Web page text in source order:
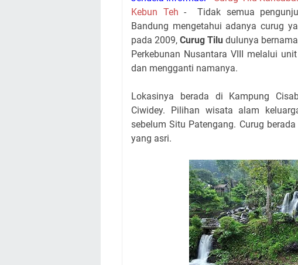
Kebun Teh - Tidak semua
Bandung mengetahui adanya curug
pada 2009,Curug Tilu dulunya
Perkebunan Nusantara VIII melalui
dan mengganti namanya.
Lokasinya berada di Kampung
Ciwidey. Pilihan wisata alam
sebelum Situ Patengang. Curug
yang asri.